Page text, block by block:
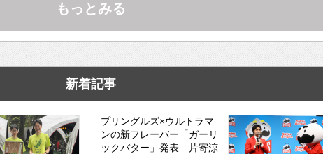
もっとみる
新着記事
プリングルズ×ウルトラマ
ンの新フレーバー「ガーリ
ックバター」発表 片寄涼